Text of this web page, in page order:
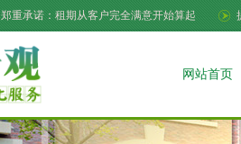
郑重承诺：租期从客户完全满意开始算起
网站首页